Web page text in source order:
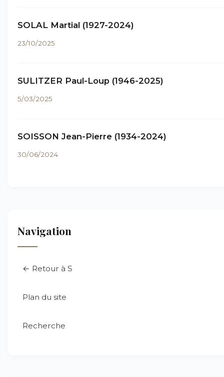
SOLAL Martial (1927-2024)
23/10/2025
SULITZER Paul-Loup (1946-2025)
5/03/2025
SOISSON Jean-Pierre (1934-2024)
30/06/2024
Navigation
← Retour à S
Plan du site
Recherche